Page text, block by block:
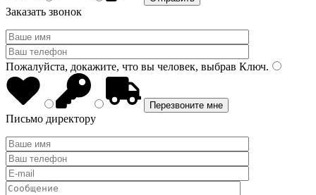
Заказать звонок
Пожалуйста, докажите, что вы человек, выбрав Ключ.
Письмо директору